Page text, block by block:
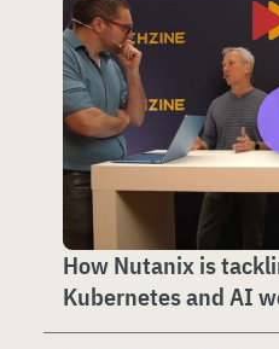
How Nutanix is
Kubernetes and AI